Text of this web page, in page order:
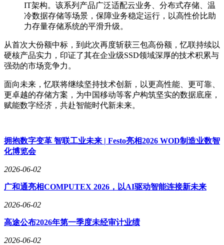
IT架构。该系列产品广泛适配云业务、分布式存储、温
冷数据存储等场景，保障业务稳定运行，以高性价比助
力存量存储系统的平滑升级。
从首次大份额中标，到此次再度斩获三包高份额，忆联持续以
硬核产品实力，印证了其在企业级SSD领域深厚的技术积累与
强劲的市场竞争力。
面向未来，忆联将继续坚持技术创新，以更高性能、更可靠、
更卓越的存储方案，为中国移动等客户构筑坚实的数据底座，
赋能数字经济，共赴智能时代新未来。
拥抱数字变革 智联工业未来 | Festo亮相2026 WOD制造业数智
化博览会
2026-06-02
广和通亮相COMPUTEX 2026，以AI驱动智能连接新未来
2026-06-02
高途公布2026年第一季度未经审计业绩
2026-06-02